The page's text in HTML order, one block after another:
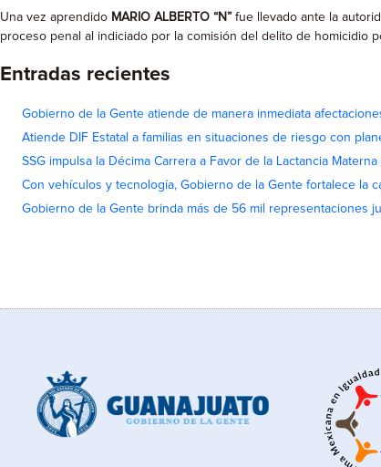
Una vez aprendido MARIO ALBERTO “N” fue llevado ante la
proceso penal al indiciado por la comisión del delito de homicidio
Entradas recientes
Gobierno de la Gente atiende de manera inmediata
Atiende DIF Estatal a familias en situaciones de riesgo con
SSG impulsa la Décima Carrera a Favor de la Lactancia
Con vehículos y tecnología, Gobierno de la Gente fortalece la
Gobierno de la Gente brinda más de 56 mil representaciones